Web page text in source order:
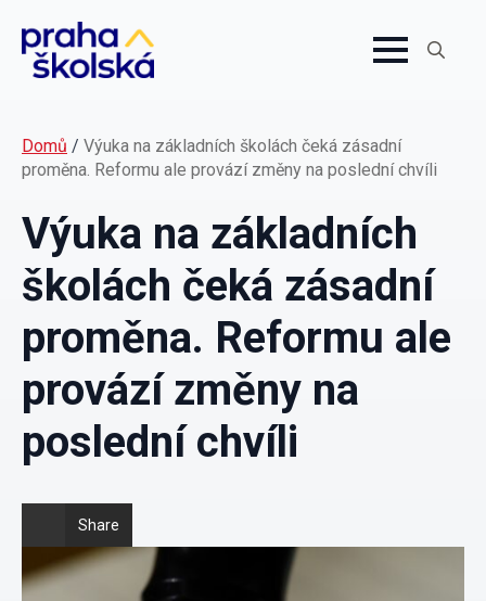
Domů / Výuka na základních školách čeká zásadní
proměna. Reformu ale provází změny na poslední chvíli
Výuka na základních
školách čeká zásadní
proměna. Reformu ale
provází změny na
poslední chvíli
Share